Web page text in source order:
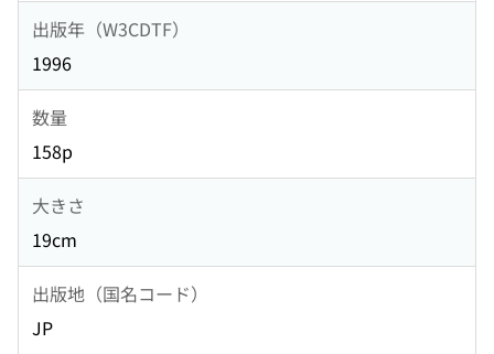
出版年（W3CDTF）
1996
数量
158p
大きさ
19cm
出版地（国名コード）
JP